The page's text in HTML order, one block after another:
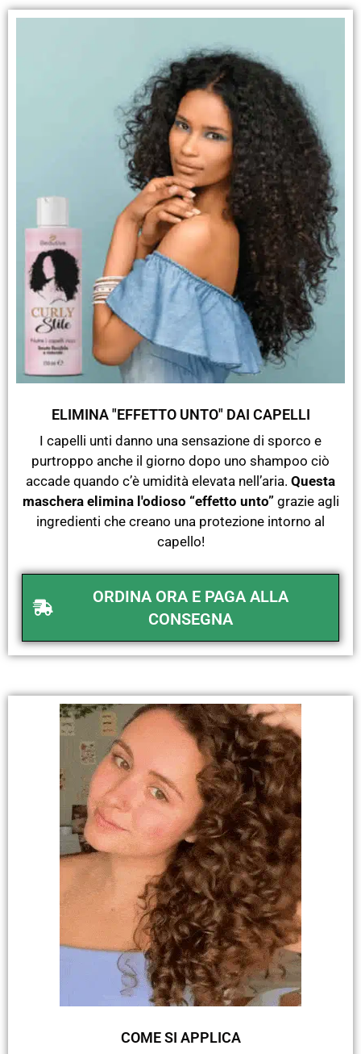
ELIMINA "EFFETTO UNTO" DAI CAPELLI
I capelli unti danno una sensazione di sporco e
purtroppo anche il giorno dopo uno shampoo ciò
accade quando c’è umidità elevata nell’aria. Questa
maschera elimina l'odioso “effetto unto” grazie agli
ingredienti che creano una protezione intorno al
capello!
ORDINA ORA E PAGA ALLA
CONSEGNA
COME SI APPLICA